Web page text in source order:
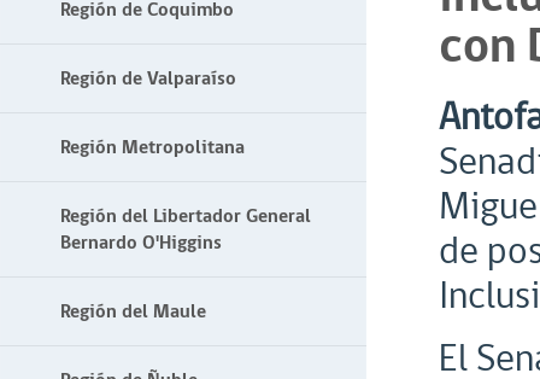
Región de Coquimbo
Región de Valparaíso
Región Metropolitana
Región del Libertador General
Bernardo O'Higgins
Región del Maule
con
de
El